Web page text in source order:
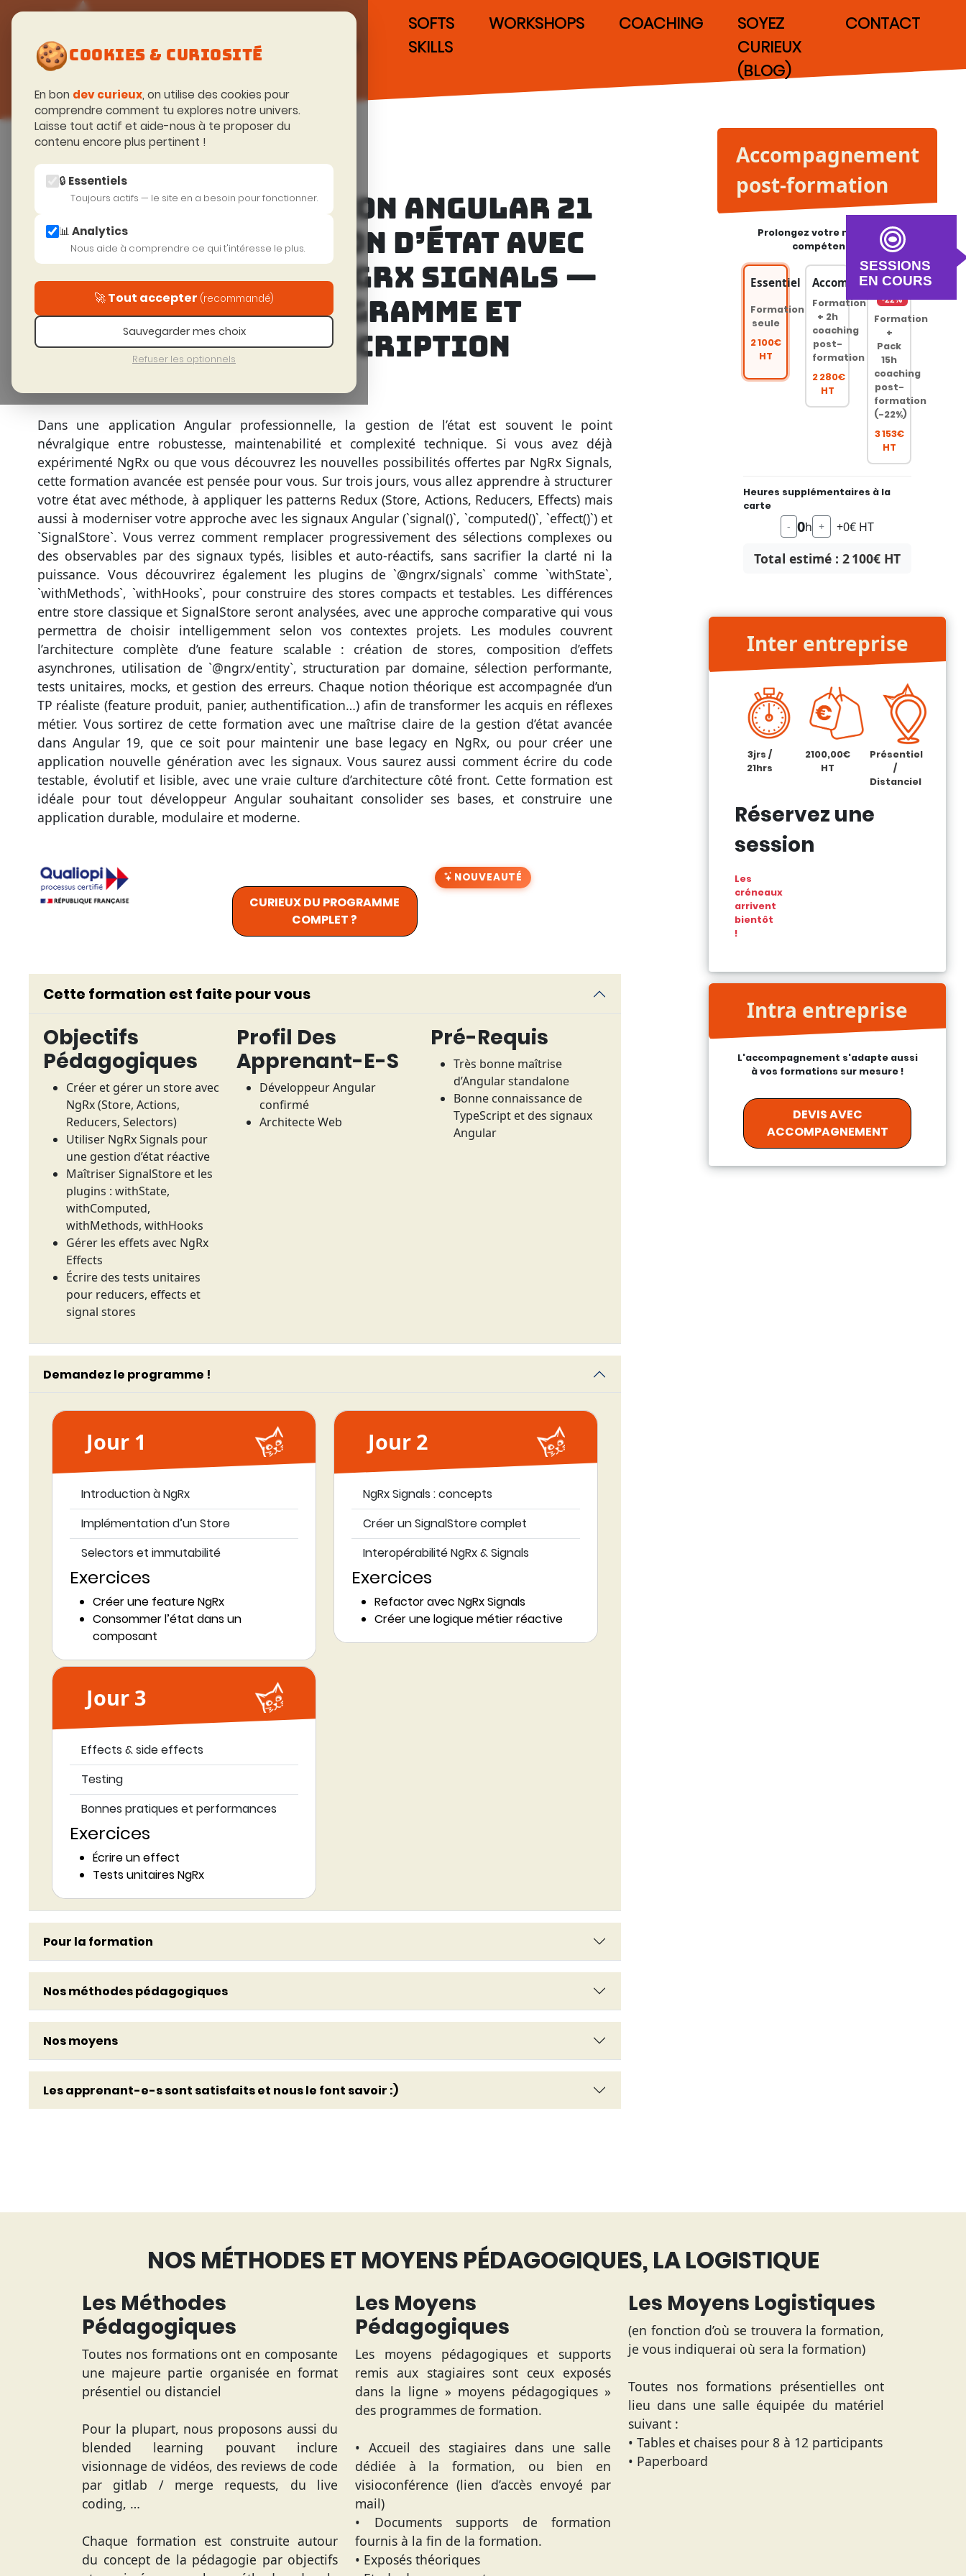
SESSIONS
EN COURS
🍪COOKIES & CURIOSITÉ
En bon dev curieux, on utilise des cookies pour
comprendre comment tu explores notre univers.
Laisse tout actif et aide-nous à te proposer du
contenu encore plus pertinent !
🔒 Essentiels
Toujours actifs — le site en a besoin pour fonctionner.
📊 Analytics
Nous aide à comprendre ce qui t'intéresse le plus.
🚀 Tout accepter (recommandé)
Sauvegarder mes choix
Refuser les optionnels
TECHNIQUES
SOFTS
SKILLS
WORKSHOPS COACHING
SOYEZ
CURIEUX
(BLOG)
CONTACT
Accueil > Excellence Technique
Accompagnement
post-formation
Prolongez votre montée en
compétences
Essentiel
Formation
seule
2 100€
HT
Accompagné
Formation
+ 2h
coaching
post-
formation
2 280€
HT
Premium
-22%
Formation
+
Pack
15h
coaching
post-
formation
(-22%)
3 153€
HT
Heures supplémentaires à la
carte
- 0h + +0€ HT
Total estimé : 2 100€ HT
Inter entreprise
3jrs /
21hrs
2100,00€
HT
Présentiel
/
Distanciel
Réservez une
session
Les
créneaux
arrivent
bientôt
!
Intra entreprise
L'accompagnement s'adapte aussi
à vos formations sur mesure !
DEVIS AVEC
ACCOMPAGNEMENT
FORMATION ANGULAR 21
– GESTION D’ÉTAT AVEC
NGRX & NGRX SIGNALS —
PROGRAMME ET
INSCRIPTION
Dans une application Angular professionnelle, la gestion de l’état est souvent le point
névralgique entre robustesse, maintenabilité et complexité technique. Si vous avez déjà
expérimenté NgRx ou que vous découvrez les nouvelles possibilités offertes par NgRx Signals,
cette formation avancée est pensée pour vous. Sur trois jours, vous allez apprendre à structurer
votre état avec méthode, à appliquer les patterns Redux (Store, Actions, Reducers, Effects) mais
aussi à moderniser votre approche avec les signaux Angular (`signal()`, `computed()`, `effect()`) et
`SignalStore`. Vous verrez comment remplacer progressivement des sélections complexes ou
des observables par des signaux typés, lisibles et auto-réactifs, sans sacrifier la clarté ni la
puissance. Vous découvrirez également les plugins de `@ngrx/signals` comme `withState`,
`withMethods`, `withHooks`, pour construire des stores compacts et testables. Les différences
entre store classique et SignalStore seront analysées, avec une approche comparative qui vous
permettra de choisir intelligemment selon vos contextes projets. Les modules couvrent
l’architecture complète d’une feature scalable : création de stores, composition d’effets
asynchrones, utilisation de `@ngrx/entity`, structuration par domaine, sélection performante,
tests unitaires, mocks, et gestion des erreurs. Chaque notion théorique est accompagnée d’un
TP réaliste (feature produit, panier, authentification…) afin de transformer les acquis en réflexes
métier. Vous sortirez de cette formation avec une maîtrise claire de la gestion d’état avancée
dans Angular 19, que ce soit pour maintenir une base legacy en NgRx, ou pour créer une
application nouvelle génération avec les signaux. Vous saurez aussi comment écrire du code
testable, évolutif et lisible, avec une vraie culture d’architecture côté front. Cette formation est
idéale pour tout développeur Angular souhaitant consolider ses bases, et construire une
application durable, modulaire et moderne.
CURIEUX DU PROGRAMME
COMPLET ?
NOUVEAUTÉ
Cette formation est faite pour vous
Objectifs
Pédagogiques
Créer et gérer un store avec
NgRx (Store, Actions,
Reducers, Selectors)
Utiliser NgRx Signals pour
une gestion d’état réactive
Maîtriser SignalStore et les
plugins : withState,
withComputed,
withMethods, withHooks
Gérer les effets avec NgRx
Effects
Écrire des tests unitaires
pour reducers, effects et
signal stores
Profil Des
Apprenant-E-S
Développeur Angular
confirmé
Architecte Web
Pré-Requis
Très bonne maîtrise
d’Angular standalone
Bonne connaissance de
TypeScript et des signaux
Angular
Demandez le programme !
Jour 1
Introduction à NgRx
Implémentation d’un Store
Selectors et immutabilité
Exercices
Créer une feature NgRx
Consommer l’état dans un
composant
Jour 2
NgRx Signals : concepts
Créer un SignalStore complet
Interopérabilité NgRx & Signals
Exercices
Refactor avec NgRx Signals
Créer une logique métier réactive
Jour 3
Effects & side effects
Testing
Bonnes pratiques et performances
Exercices
Écrire un effect
Tests unitaires NgRx
Pour la formation
Nos méthodes pédagogiques
Nos moyens
Les apprenant-e-s sont satisfaits et nous le font savoir :)
NOS MÉTHODES ET MOYENS PÉDAGOGIQUES, LA LOGISTIQUE
Les Méthodes
Pédagogiques
Toutes nos formations ont en composante
une majeure partie organisée en format
présentiel ou distanciel
Pour la plupart, nous proposons aussi du
blended learning pouvant inclure
visionnage de vidéos, des reviews de code
par gitlab / merge requests, du live
coding, …
Chaque formation est construite autour
du concept de la pédagogie par objectifs
Les Moyens
Pédagogiques
Les moyens pédagogiques et supports
remis aux stagiaires sont ceux exposés
dans la ligne » moyens pédagogiques »
des programmes de formation.
• Accueil des stagiaires dans une salle
dédiée à la formation, ou bien en
visioconférence (lien d’accès envoyé par
mail)
• Documents supports de formation
fournis à la fin de la formation.
• Exposés théoriques
Les Moyens Logistiques
(en fonction d’où se trouvera la formation,
je vous indiquerai où sera la formation)
Toutes nos formations présentielles ont
lieu dans une salle équipée du matériel
suivant :
• Tables et chaises pour 8 à 12 participants
• Paperboard